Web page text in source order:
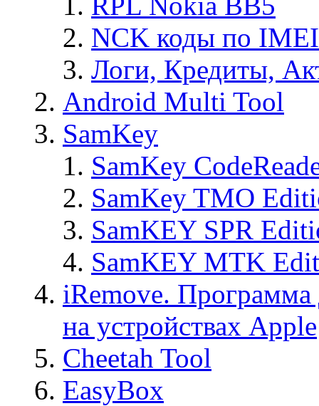
NCK коды по IMEI
Логи, Кредиты,
Android Multi Tool
SamKey
SamKey
SamKey TMO
SamKEY SPR
SamKEY MTK
iRemove. Программа
на устройствах Apple
Cheetah Tool
EasyBox